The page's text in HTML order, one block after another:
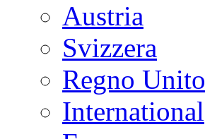
Austria
Svizzera
Regno Unito
International